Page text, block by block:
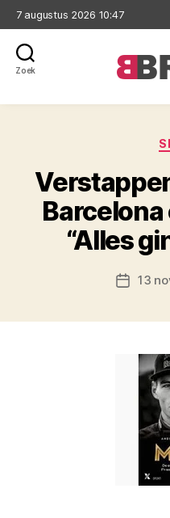
7 augustus 2026 10:47
Zoek
“Alles
13